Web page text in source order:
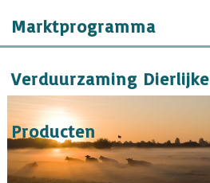
naar
de
Marktprogramma
Verduurzaming Dierlijke
Producten